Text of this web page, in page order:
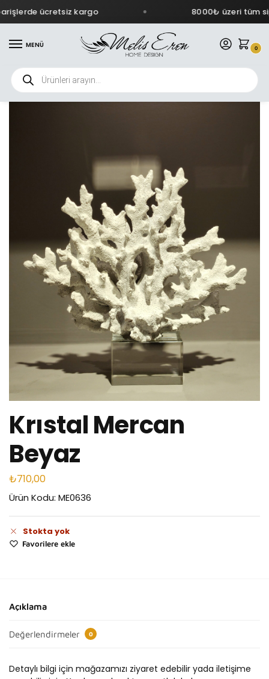
ücretsiz kargo 8000₺ üzeri tüm
MENÜ 0
Krıstal Mercan
Beyaz
₺710,00
Ürün Kodu: ME0636
Stokta yok
Favorilere ekle
Açıklama
Değerlendirmeler 0
Detaylı bilgi için mağazamızı ziyaret edebilir yada iletişime